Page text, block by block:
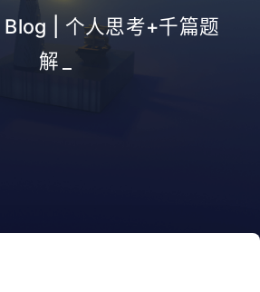
| 个人思考+千篇题
解